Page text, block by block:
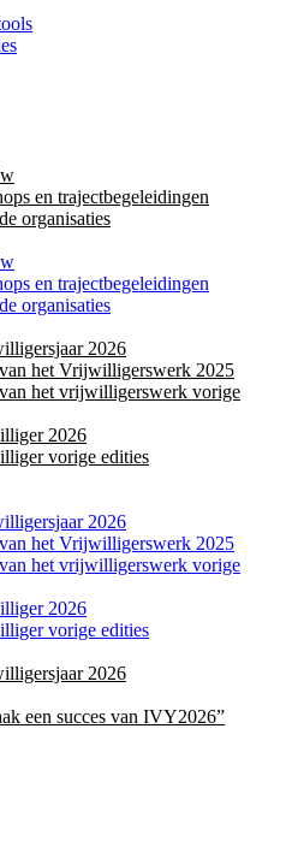
en trajectbegeleidingen
organisaties
en trajectbegeleidingen
organisaties
2026
het Vrijwilligerswerk 2025
het vrijwilligerswerk vorige
2026
vorige edities
2026
het Vrijwilligerswerk 2025
het vrijwilligerswerk vorige
2026
vorige edities
2026
een succes van IVY2026”